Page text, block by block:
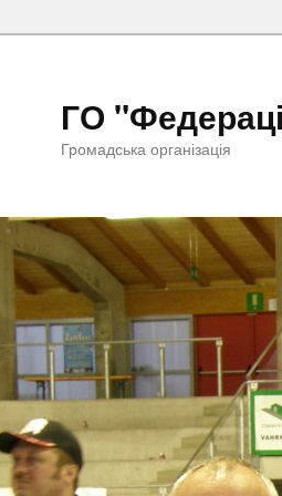
ГО
Громадська організація